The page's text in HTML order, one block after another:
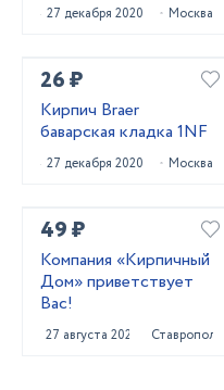
27 декабря 2020 Москва
26 ₽
Кирпич Braer
баварская кладка 1NF
27 декабря 2020 Москва
49 ₽
Компания «Кирпичный
Дом» приветствует
Вас!
27 августа 2024 Ставрополь